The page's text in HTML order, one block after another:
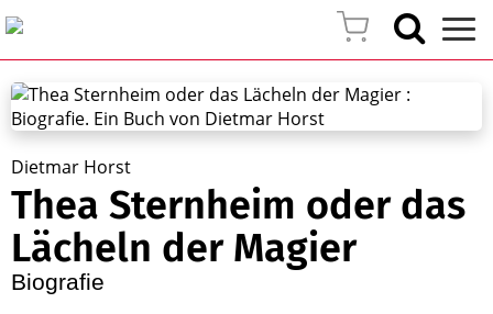
Dietmar Horst
Thea Sternheim oder das
Lächeln der Magier
Biografie